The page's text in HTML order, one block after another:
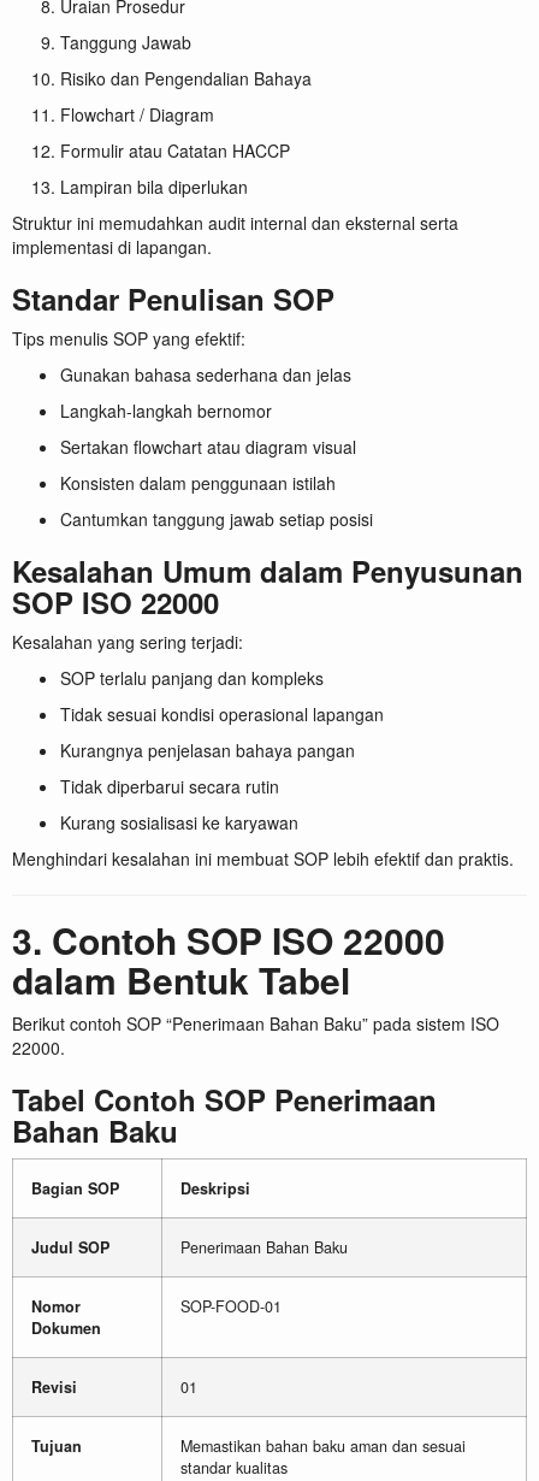
Uraian Prosedur
Tanggung Jawab
Risiko dan Pengendalian Bahaya
Flowchart / Diagram
Formulir atau Catatan HACCP
Lampiran bila diperlukan
Struktur ini memudahkan audit internal dan eksternal serta
implementasi di lapangan.
Standar Penulisan SOP
Tips menulis SOP yang efektif:
Gunakan bahasa sederhana dan jelas
Langkah-langkah bernomor
Sertakan flowchart atau diagram visual
Konsisten dalam penggunaan istilah
Cantumkan tanggung jawab setiap posisi
Kesalahan Umum dalam Penyusunan
SOP ISO 22000
Kesalahan yang sering terjadi:
SOP terlalu panjang dan kompleks
Tidak sesuai kondisi operasional lapangan
Kurangnya penjelasan bahaya pangan
Tidak diperbarui secara rutin
Kurang sosialisasi ke karyawan
Menghindari kesalahan ini membuat SOP lebih efektif dan praktis.
3. Contoh SOP ISO 22000
dalam Bentuk Tabel
Berikut contoh SOP “Penerimaan Bahan Baku” pada sistem ISO
22000.
Tabel Contoh SOP Penerimaan
Bahan Baku
Bagian SOP Deskripsi
Judul SOP Penerimaan Bahan Baku
Nomor
Dokumen
SOP-FOOD-01
Revisi 01
Tujuan
Memastikan bahan baku aman dan sesuai
standar kualitas